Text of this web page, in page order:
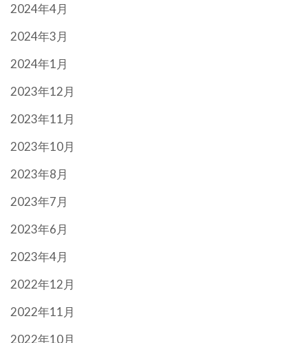
2024年4月
2024年3月
2024年1月
2023年12月
2023年11月
2023年10月
2023年8月
2023年7月
2023年6月
2023年4月
2022年12月
2022年11月
2022年10月